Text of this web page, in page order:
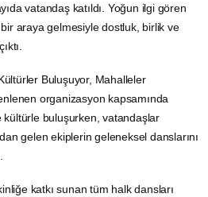
vatandaş katıldı. Yoğun ilgi gören
araya gelmesiyle dostluk, birlik ve
Buluşuyor, Mahalleler
organizasyon kapsamında
kültürle buluşurken, vatandaşlar
gelen ekiplerin geleneksel danslarını
katkı sunan tüm halk dansları